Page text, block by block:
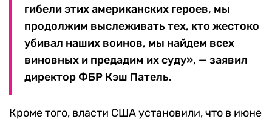
гибели этих американских героев, мы
продолжим выслеживать тех, кто жестоко
убивал наших воинов, мы найдем всех
виновных и предадим их суду», — заявил
директор ФБР Кэш Патель.
Кроме того, власти США установили, что в июне